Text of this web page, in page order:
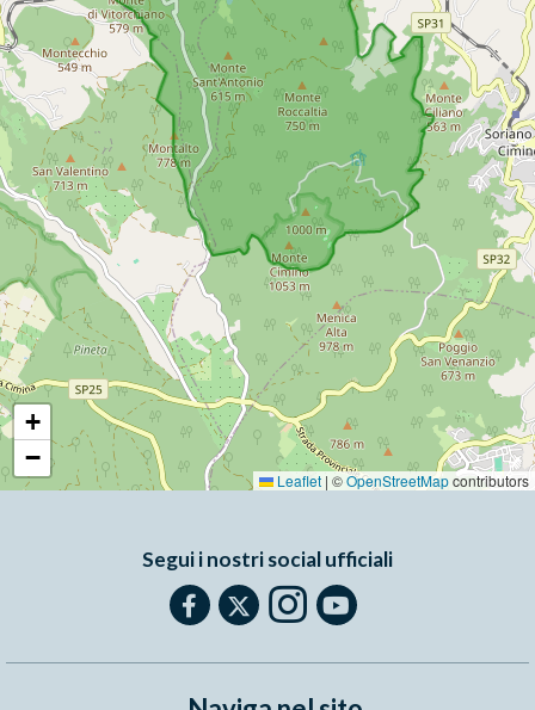
+
−
Leaflet | ©OpenStreetMapcontributors
Segui i nostri social ufficiali